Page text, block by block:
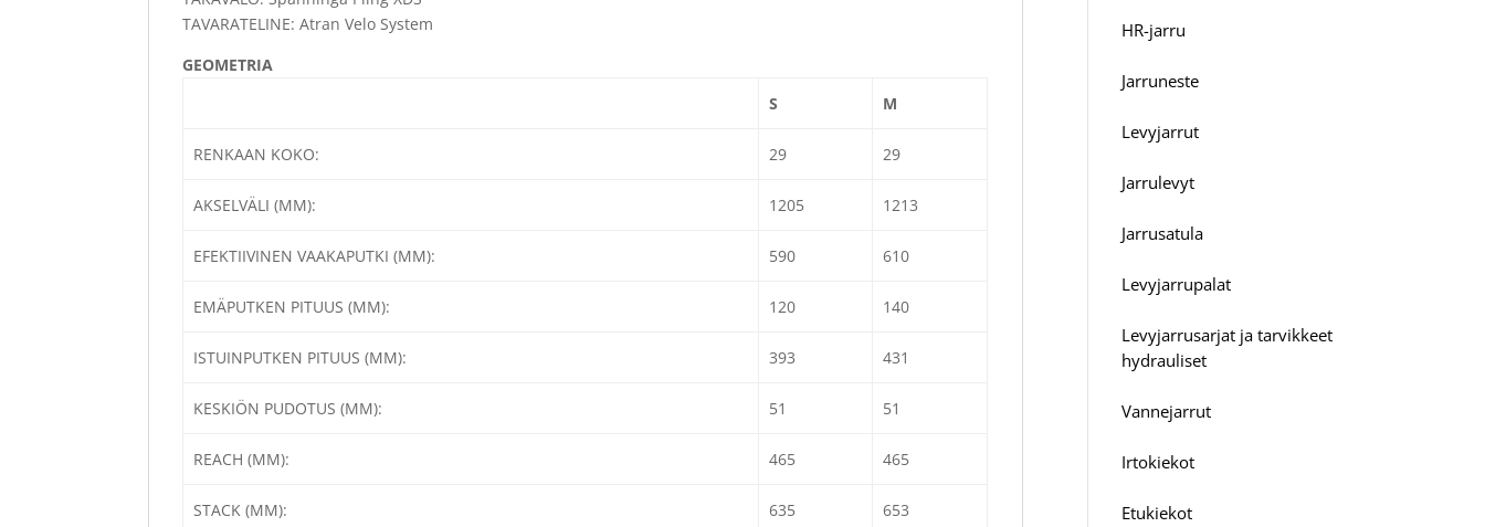
TAVARATELINE: Atran Velo System
GEOMETRIA
S
M
RENKAAN KOKO: 29 29
AKSELVÄLI (MM): 1205 1213
EFEKTIIVINEN VAAKAPUTKI (MM): 590 610
EMÄPUTKEN PITUUS (MM): 120 140
ISTUINPUTKEN PITUUS (MM): 393 431
KESKIÖN PUDOTUS (MM): 51 51
REACH (MM): 465 465
STACK (MM): 635 653
HR-jarru
Jarruneste
Levyjarrut
Jarrulevyt
Jarrusatula
Levyjarrupalat
Levyjarrusarjat ja tarvikkeet
hydrauliset
Vannejarrut
Irtokiekot
Etukiekot